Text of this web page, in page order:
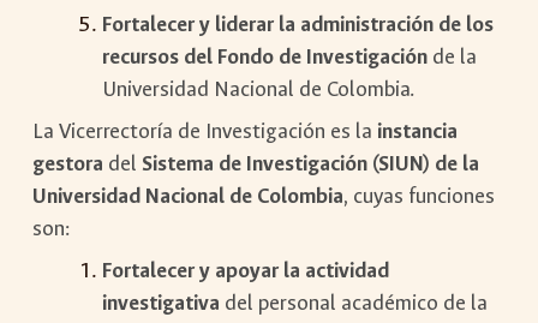
Fortalecer y liderar la administración de los
recursos del Fondo de Investigaciónde la
Universidad Nacional de Colombia.
La Vicerrectoría de Investigación es la instancia
gestora del Sistema de Investigación (SIUN) de la
Universidad Nacional de Colombia, cuyas funciones
son:
Fortalecer y apoyar la actividad
investigativa del personal académico de la